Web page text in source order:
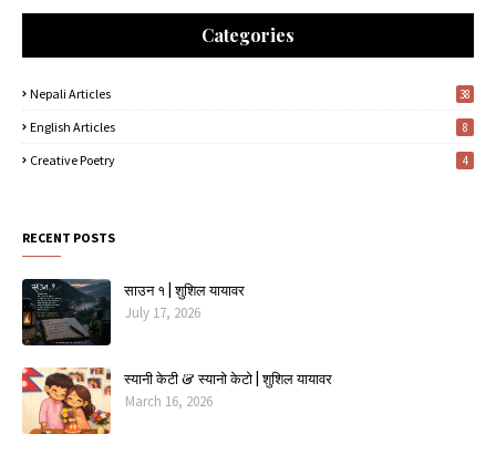
Categories
Nepali Articles 38
English Articles 8
Creative Poetry 4
RECENT POSTS
साउन १ | शुशिल यायावर
July 17, 2026
स्यानी केटी & स्यानो केटो | शुशिल यायावर
March 16, 2026